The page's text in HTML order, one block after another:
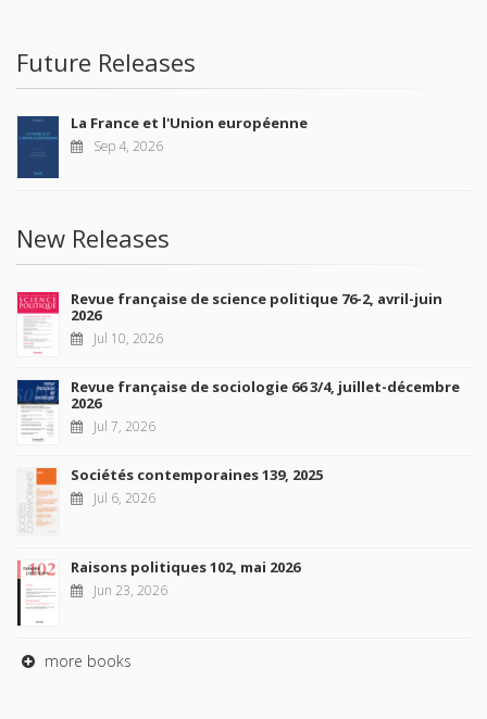
Future Releases
La France et l'Union européenne
Sep 4, 2026
New Releases
Revue française de science politique 76-2, avril-juin
2026
Jul 10, 2026
Revue française de sociologie 66 3/4, juillet-décembre
2026
Jul 7, 2026
Sociétés contemporaines 139, 2025
Jul 6, 2026
Raisons politiques 102, mai 2026
Jun 23, 2026
more books